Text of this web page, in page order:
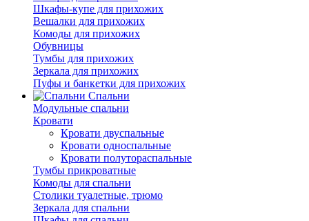
Шкафы-купе для прихожих
Вешалки для прихожих
Комоды для прихожих
Обувницы
Тумбы для прихожих
Зеркала для прихожих
Пуфы и банкетки для прихожих
Спальни
Модульные спальни
Кровати
Кровати двуспальные
Кровати односпальные
Кровати полутораспальные
Тумбы прикроватные
Комоды для спальни
Столики туалетные, трюмо
Зеркала для спальни